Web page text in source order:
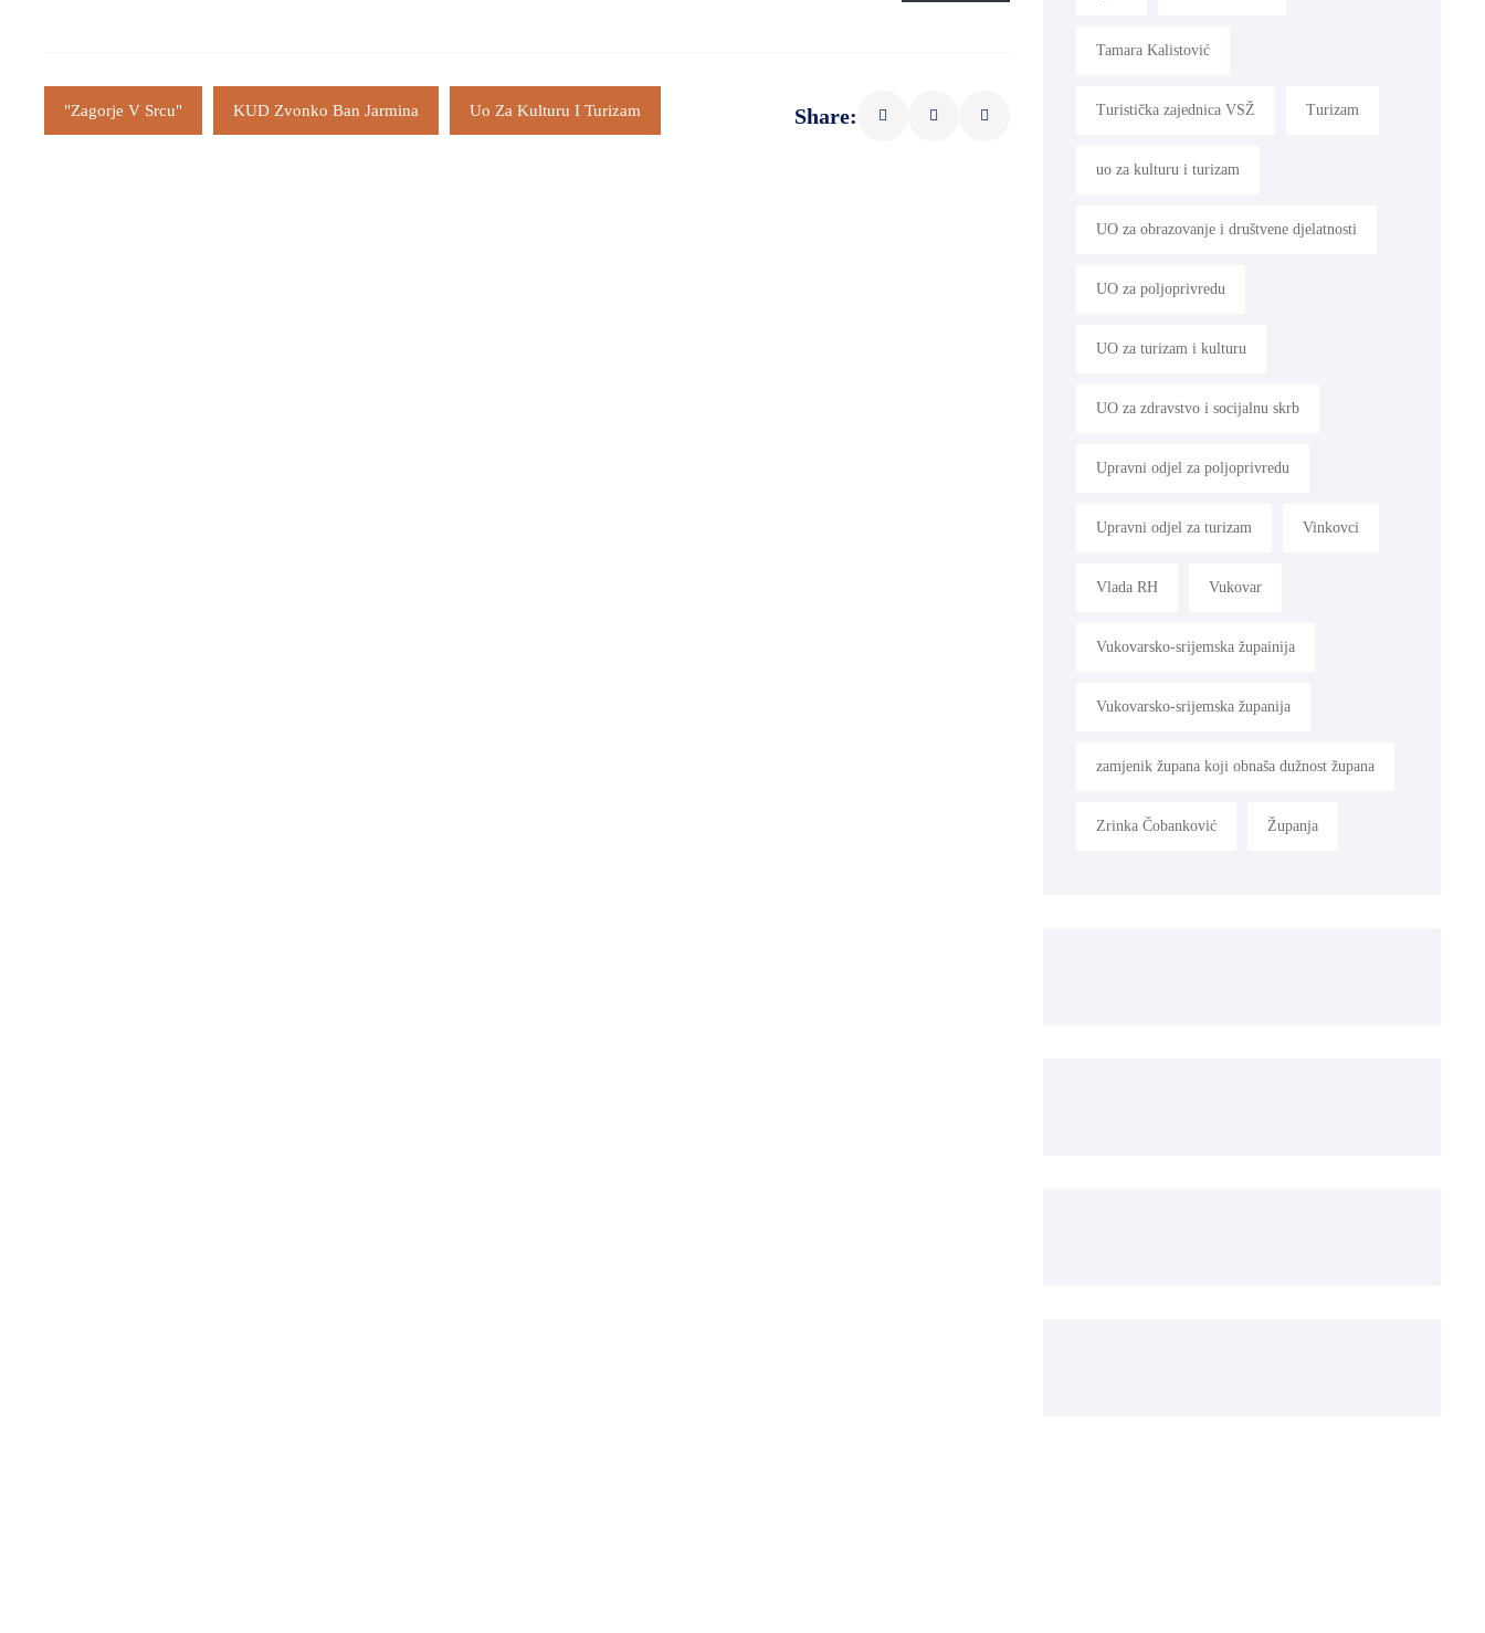
"Zagorje V Srcu" KUD Zvonko Ban Jarmina Uo Za Kulturu I Turizam Share:
Tamara Kalistović
Turistička zajednica VSŽ Turizam
uo za kulturu i turizam
UO za obrazovanje i društvene djelatnosti
UO za poljoprivredu
UO za turizam i kulturu
UO za zdravstvo i socijalnu skrb
Upravni odjel za poljoprivredu
Upravni odjel za turizam Vinkovci
Vlada RH Vukovar
Vukovarsko-srijemska župainija
Vukovarsko-srijemska županija
zamjenik župana koji obnaša dužnost župana
Zrinka Čobanković Županja